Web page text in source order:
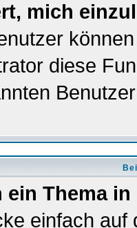
mich
diese
ein Thema
einfach